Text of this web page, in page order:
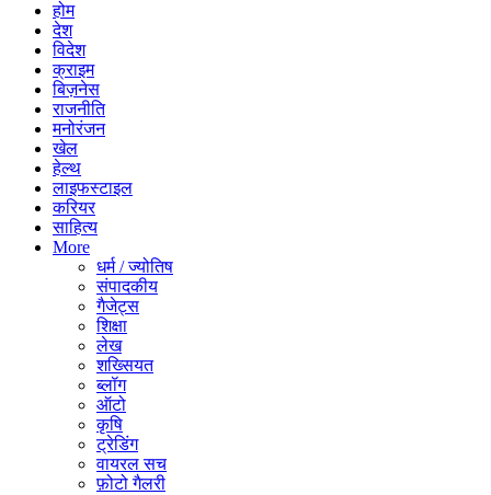
होम
देश
विदेश
क्राइम
बिज़नेस
राजनीति
मनोरंजन
खेल
हेल्थ
लाइफस्टाइल
करियर
साहित्य
More
धर्म / ज्योतिष
संपादकीय
गैजेट्स
शिक्षा
लेख
शख्सियत
ब्लॉग
ऑटो
कृषि
ट्रेडिंग
वायरल सच
फ़ोटो गैलरी